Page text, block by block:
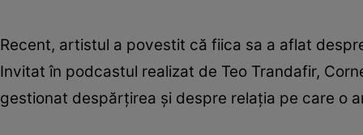
Recent, artistul a povestit că fiica sa a aflat
Invitat în podcastul realizat de Teo Trandafir,
gestionat despărțirea și despre relația pe care o